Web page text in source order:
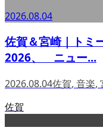
2026.08.04
佐賀＆宮崎｜トミ
2026、 ニュー...
2026.08.04佐賀, 音楽,
佐賀